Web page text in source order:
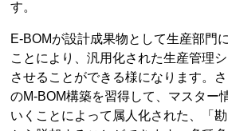
す。
E-BOMが設計成果物として生産部門
ことにより、汎用化された生産管理
させることができる様になります。
のM-BOM構築を習得して、マスター
いくことによって属人化された、「勘